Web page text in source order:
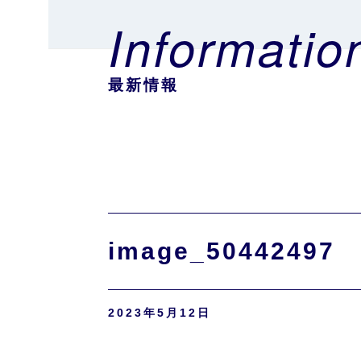
最新情報
image_50442497
2023年5月12日